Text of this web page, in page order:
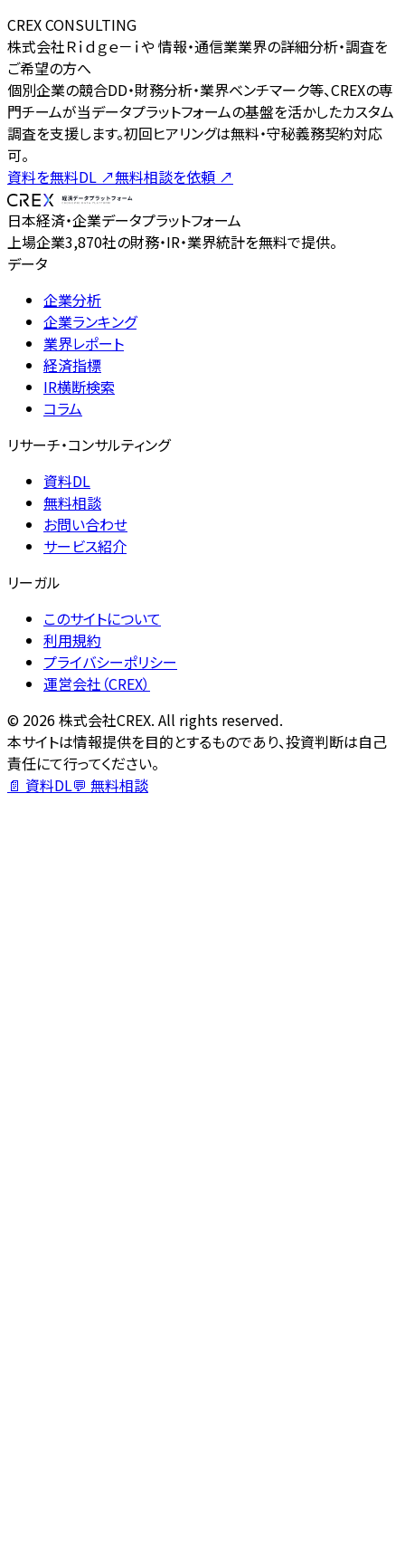
CREX CONSULTING
株式会社Ｒｉｄｇｅ－ｉや 情報・通信業業界の詳細分析・調査を
ご希望の方へ
個別企業の競合DD・財務分析・業界ベンチマーク等、CREXの専
門チームが当データプラットフォームの基盤を活かしたカスタム
調査を支援します。初回ヒアリングは無料・守秘義務契約対応
可。
資料を無料DL ↗無料相談を依頼 ↗
日本経済・企業データプラットフォーム
上場企業3,870社の財務・IR・業界統計を無料で提供。
データ
企業分析
企業ランキング
業界レポート
経済指標
IR横断検索
コラム
リサーチ・コンサルティング
資料DL
無料相談
お問い合わせ
サービス紹介
リーガル
このサイトについて
利用規約
プライバシーポリシー
運営会社（CREX）
© 2026株式会社CREX. All rights reserved.
本サイトは情報提供を目的とするものであり、投資判断は自己
責任にて行ってください。
📄 資料DL💬 無料相談